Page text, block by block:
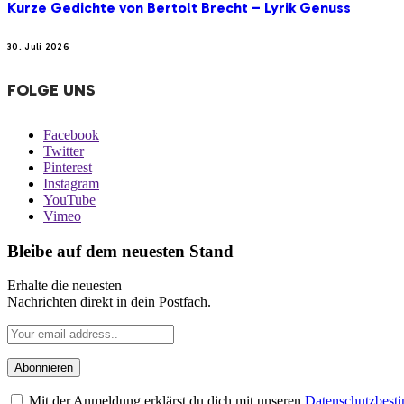
Kurze Gedichte von Bertolt Brecht – Lyrik Genuss
30. Juli 2026
FOLGE UNS
Facebook
Twitter
Pinterest
Instagram
YouTube
Vimeo
Bleibe auf dem neuesten Stand
Erhalte die neuesten
Nachrichten direkt in dein Postfach.